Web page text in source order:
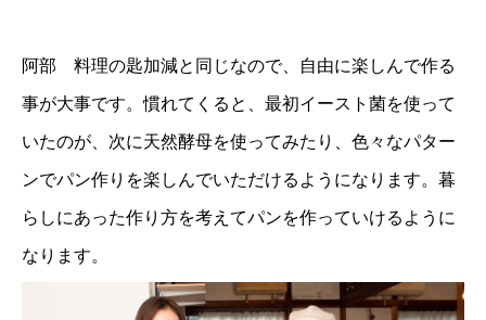
阿部 料理の匙加減と同じなので、自由に楽しんで作る
事が大事です。慣れてくると、最初イースト菌を使って
いたのが、次に天然酵母を使ってみたり、色々なパター
ンでパン作りを楽しんでいただけるようになります。暮
らしにあった作り方を考えてパンを作っていけるように
なります。